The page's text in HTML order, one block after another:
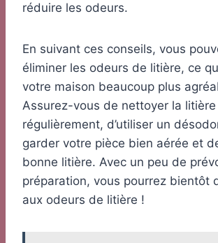
réduire les odeurs.
En suivant ces conseils, vous
éliminer les odeurs de litière, ce
votre maison beaucoup plus
Assurez-vous de nettoyer la litière
régulièrement, d’utiliser un
garder votre pièce bien aérée et
bonne litière. Avec un peu de
préparation, vous pourrez bientôt
aux odeurs de litière !